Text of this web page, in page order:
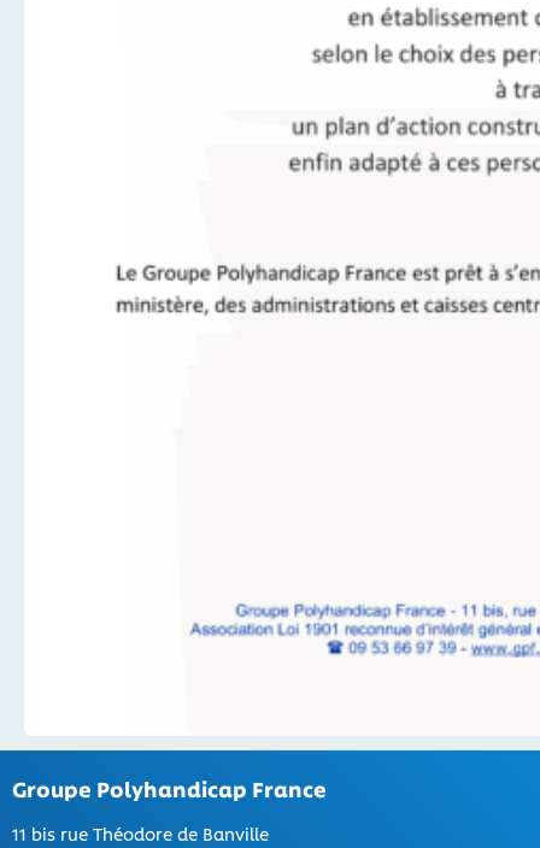
Groupe Polyhandicap France
11 bis rue Théodore de Banville